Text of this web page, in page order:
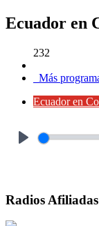
Ecuador en
232
Más
Ecuador en
Radios Afiliadas